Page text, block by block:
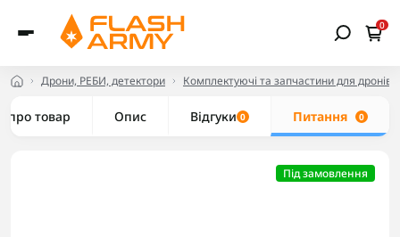
0
Дрони, РЕБИ, детектори Комплектуючі та запчастини для дронів
про товар Опис Відгуки 0 Питання 0
Під замовлення